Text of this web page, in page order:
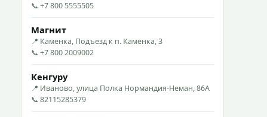
📞 +7 800 5555505
Магнит
📍 Каменка, Подъезд к п. Каменка, 3
📞 +7 800 2009002
Кенгуру
📍 Иваново, улица Полка Нормандия-Неман, 86А
📞 82115285379